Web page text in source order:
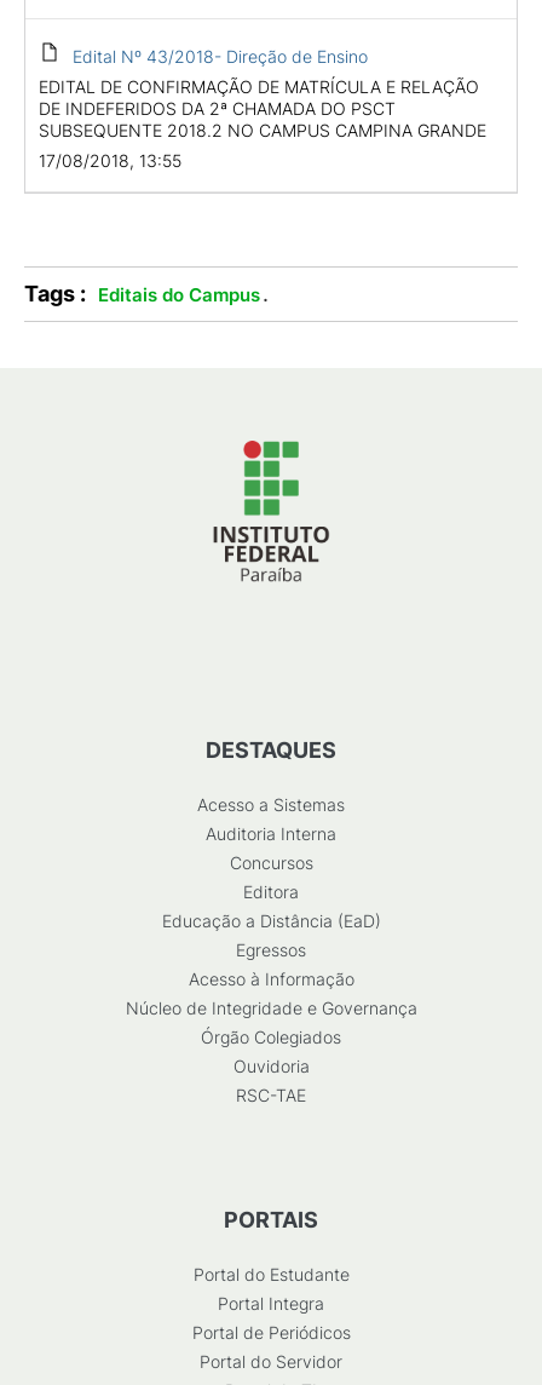
Edital Nº 43/2018- Direção de Ensino
EDITAL DE CONFIRMAÇÃO DE MATRÍCULA E RELAÇÃO
DE INDEFERIDOS DA 2ª CHAMADA DO PSCT
SUBSEQUENTE 2018.2 NO CAMPUS CAMPINA GRANDE
17/08/2018, 13:55
Tags : Editais do Campus.
DESTAQUES
Acesso a Sistemas
Auditoria Interna
Concursos
Editora
Educação a Distância (EaD)
Egressos
Acesso à Informação
Núcleo de Integridade e Governança
Órgão Colegiados
Ouvidoria
RSC-TAE
PORTAIS
Portal do Estudante
Portal Integra
Portal de Periódicos
Portal do Servidor